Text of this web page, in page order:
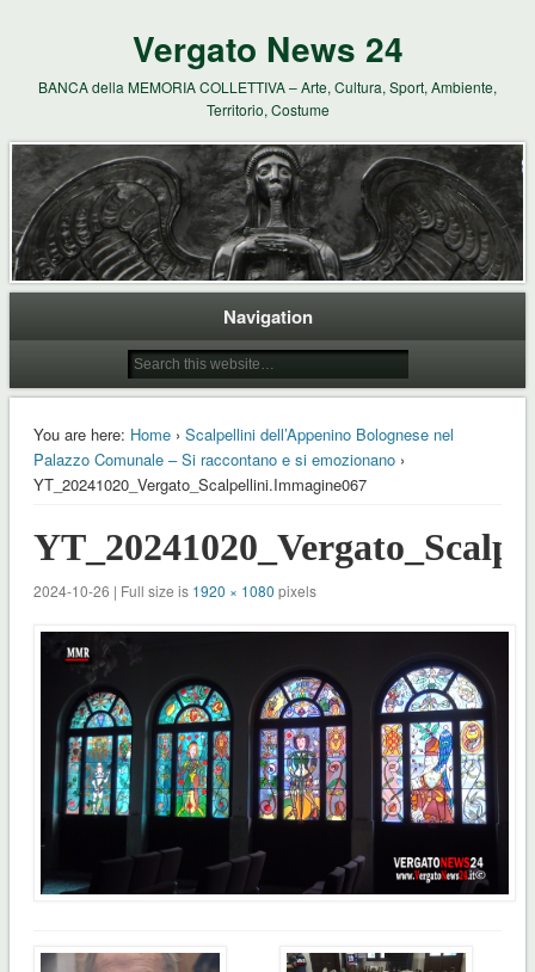
Vergato News 24
BANCA della MEMORIA COLLETTIVA – Arte, Cultura, Sport, Ambiente,
Territorio, Costume
Navigation
You are here: Home› Scalpellini dell’Appenino Bolognese nel
Palazzo Comunale – Si raccontano e si emozionano›
YT_20241020_Vergato_Scalpellini.Immagine067
2024-10-26 | Full size is 1920 × 1080 pixels